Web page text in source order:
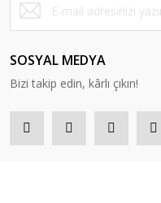
SOSYAL MEDYA
Bizi takip edin, kârlı çıkın!